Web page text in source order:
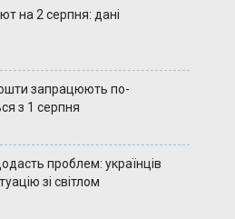
на 2 серпня: дані
запрацюють по-
з 1 серпня
проблем: українців
зі світлом